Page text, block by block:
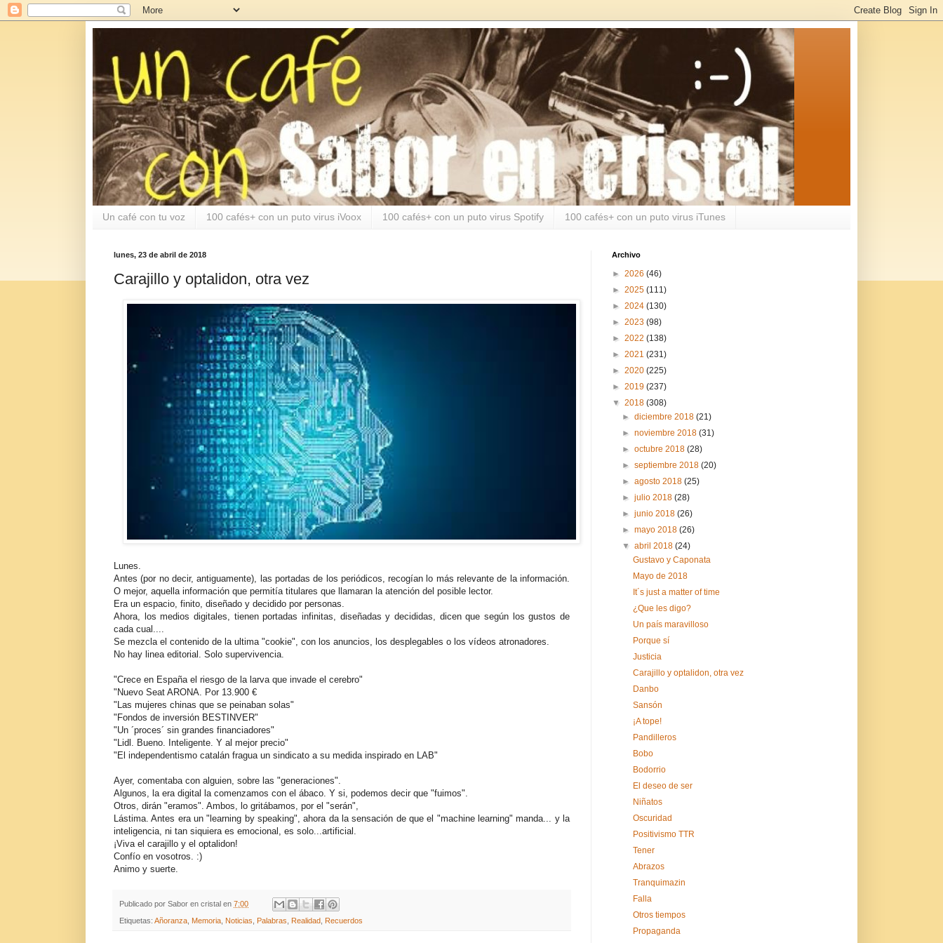
Un café con tu voz 100 cafés+ con un puto virus iVoox 100 cafés+ con un puto virus Spotify 100 cafés+ con un puto virus iTunes
lunes, 23 de abril de 2018
Carajillo y optalidon, otra vez
Lunes.
Antes (por no decir, antiguamente), las portadas de los periódicos, recogían lo más relevante de la información.
O mejor, aquella información que permitía titulares que llamaran la atención del posible lector.
Era un espacio, finito, diseñado y decidido por personas.
Ahora, los medios digitales, tienen portadas infinitas, diseñadas y decididas, dicen que según los gustos de
cada cual....
Se mezcla el contenido de la ultima "cookie", con los anuncios, los desplegables o los vídeos atronadores.
No hay linea editorial. Solo supervivencia.
"Crece en España el riesgo de la larva que invade el cerebro"
"Nuevo Seat ARONA. Por 13.900 €
"Las mujeres chinas que se peinaban solas"
"Fondos de inversión BESTINVER"
"Un ´proces´ sin grandes financiadores"
"Lidl. Bueno. Inteligente. Y al mejor precio"
"El independentismo catalán fragua un sindicato a su medida inspirado en LAB"
Ayer, comentaba con alguien, sobre las "generaciones".
Algunos, la era digital la comenzamos con el ábaco. Y si, podemos decir que "fuimos".
Otros, dirán "eramos". Ambos, lo gritábamos, por el "serán",
Lástima. Antes era un "learning by speaking", ahora da la sensación de que el "machine learning" manda... y la
inteligencia, ni tan siquiera es emocional, es solo...artificial.
¡Viva el carajillo y el optalidon!
Confío en vosotros. :)
Animo y suerte.
Publicado por Sabor en cristal en 7:00
Etiquetas: Añoranza Memoria Noticias Palabras Realidad Recuerdos
Archivo
► 2026 (46)
► 2025 (111)
► 2024 (130)
► 2023 (98)
► 2022 (138)
► 2021 (231)
► 2020 (225)
► 2019 (237)
▼ 2018 (308)
►diciembre 2018(21)
►noviembre 2018(31)
►octubre 2018(28)
►septiembre 2018(20)
►agosto 2018(25)
►julio 2018(28)
►junio 2018(26)
►mayo 2018(26)
▼abril 2018(24)
Gustavo y Caponata
Mayo de 2018
It´s just a matter of time
¿Que les digo?
Un país maravilloso
Porque sí
Justicia
Carajillo y optalidon, otra vez
Danbo
Sansón
¡A tope!
Pandilleros
Bobo
Bodorrio
El deseo de ser
Niñatos
Oscuridad
Positivismo TTR
Tener
Abrazos
Tranquimazin
Falla
Otros tiempos
Propaganda